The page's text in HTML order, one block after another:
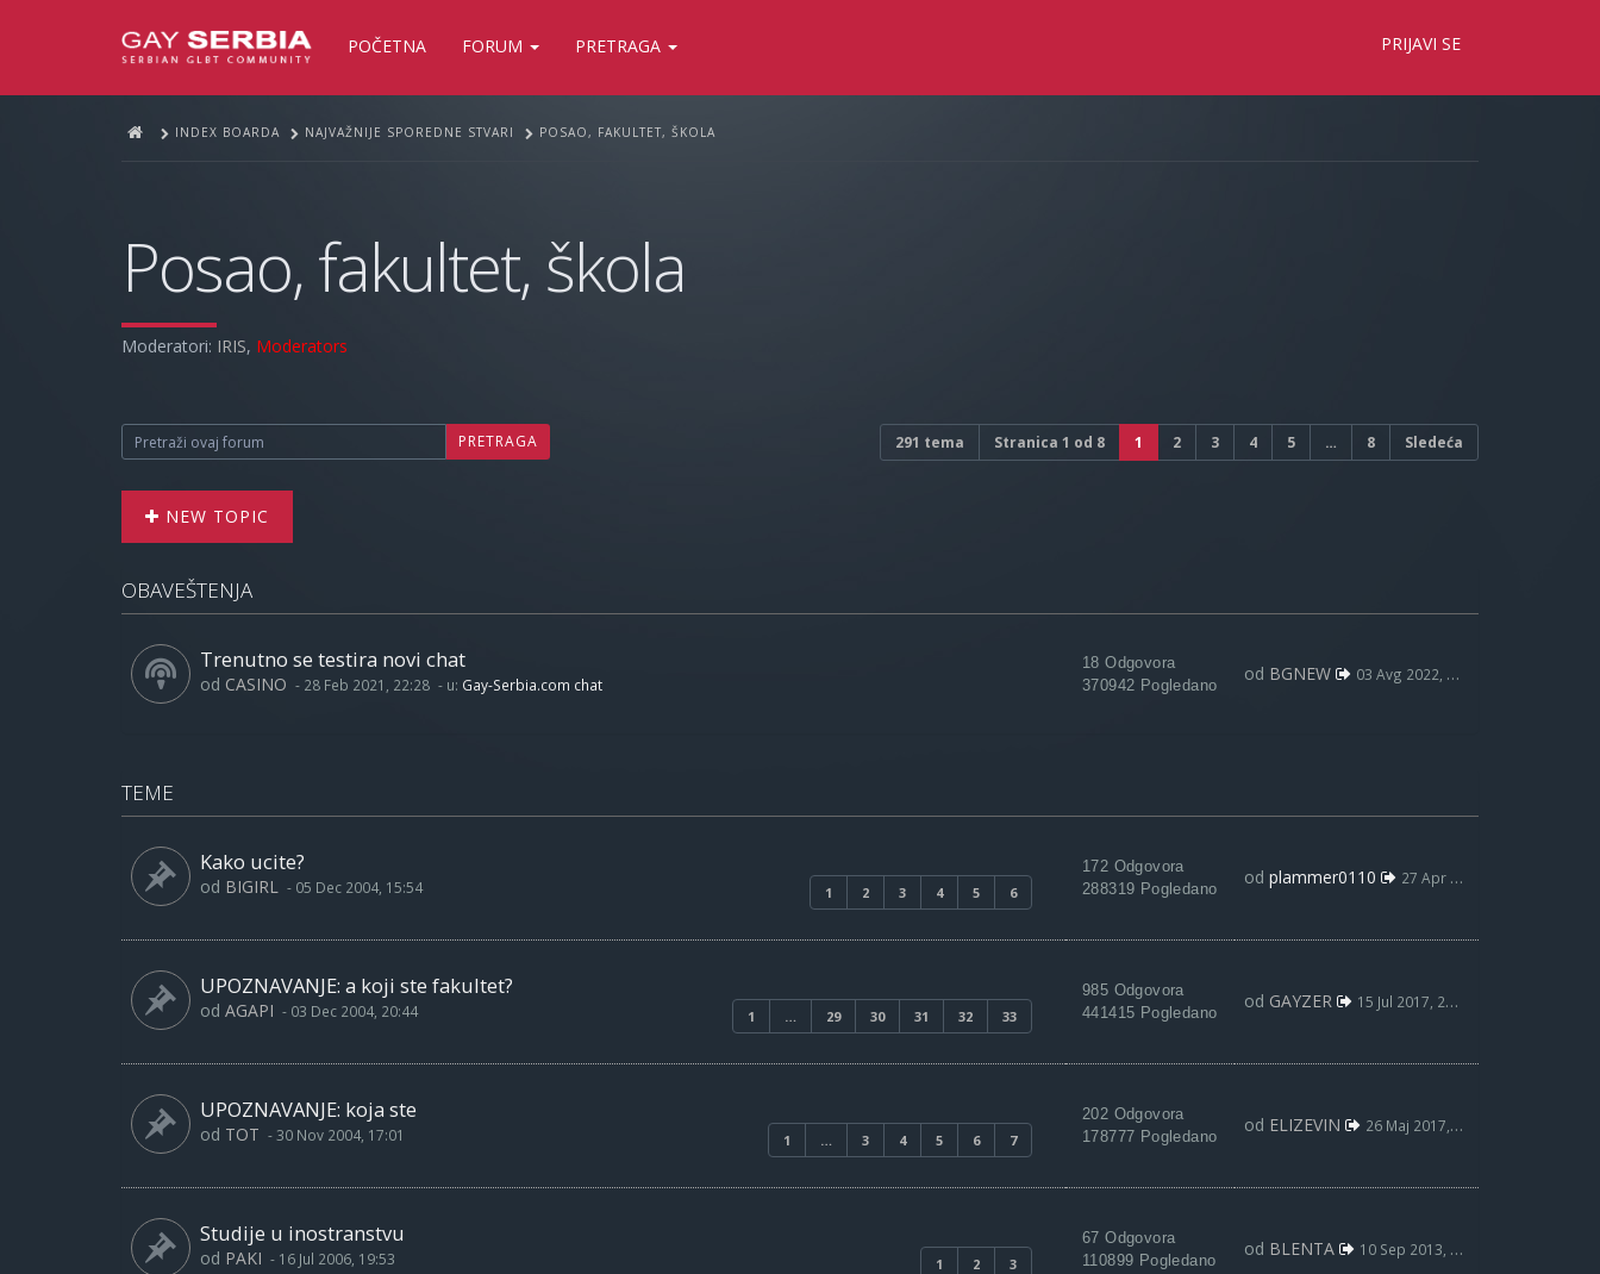
POČETNA FORUM PRETRAGA PRIJAVI SE
INDEX BOARDA NAJVAŽNIJE SPOREDNE STVARI POSAO, FAKULTET, ŠKOLA
Posao, fakultet, škola
Moderatori: IRIS, Moderators
PRETRAGA 291 tema Stranica 1 od 8 1 2 3 4 5 … 8 Sledeća
NEW TOPIC
OBAVEŠTENJA
Trenutno se testira novi chat
od CASINO - 28 Feb 2021, 22:28 - u: Gay-Serbia.com chat
18 Odgovora
370942 Pogledano
od BGNEW 03 Avg 2022, 09:59
TEME
Kako ucite?
1 2 3 4 5 6
od BIGIRL - 05 Dec 2004, 15:54
172 Odgovora
288319 Pogledano
od plammer0110 27 Apr 2022, 20:12
UPOZNAVANJE: a koji ste fakultet?
1 … 29 30 31 32 33
od AGAPI - 03 Dec 2004, 20:44
985 Odgovora
441415 Pogledano
od GAYZER 15 Jul 2017, 22:31
UPOZNAVANJE: koja ste
1 … 3 4 5 6 7
od TOT - 30 Nov 2004, 17:01
202 Odgovora
178777 Pogledano
od ELIZEVIN 26 Maj 2017, 21:05
Studije u inostranstvu
1 2 3
od PAKI - 16 Jul 2006, 19:53
67 Odgovora
110899 Pogledano
od BLENTA 10 Sep 2013, 13:53